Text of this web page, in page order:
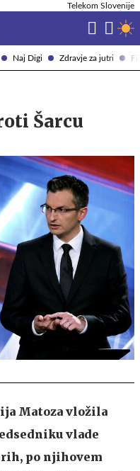
Naj Digi Zdravje za jutri
Telekom Slovenije
Šarcu
Matoza vložila
vlade
po njihovem